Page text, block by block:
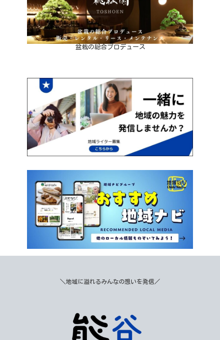
盆栽の総合プロデュース
＼地域に溢れるみんなの想いを発信／